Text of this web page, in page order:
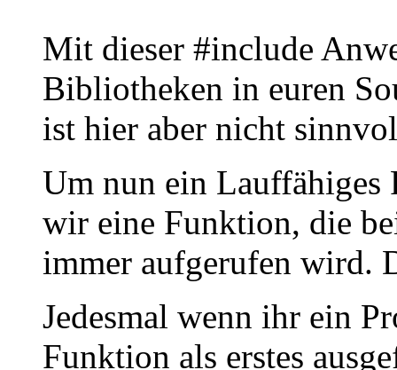
Mit dieser #include
Bibliotheken in euren
ist hier aber nicht
Um nun ein Lauffähiges
wir eine Funktion, die
immer aufgerufen wird.
Jedesmal wenn ihr ein
Funktion als erstes